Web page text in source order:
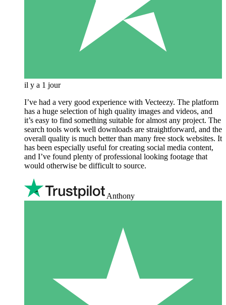
il y a 1 jour
I’ve had a very good experience with Vecteezy. The platform
has a huge selection of high quality images and videos, and
it’s easy to find something suitable for almost any project. The
search tools work well downloads are straightforward, and the
overall quality is much better than many free stock websites. It
has been especially useful for creating social media content,
and I’ve found plenty of professional looking footage that
would otherwise be difficult to source.
Anthony